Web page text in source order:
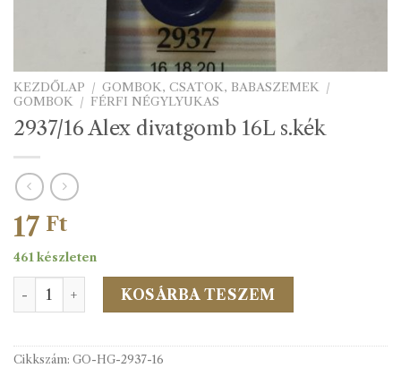
KEZDŐLAP / GOMBOK, CSATOK, BABASZEMEK /
GOMBOK / FÉRFI NÉGYLYUKAS
2937/16 Alex divatgomb 16L s.kék
17 Ft
461 készleten
2937/16 Alex divatgomb 16L s.kék mennyiség
KOSÁRBA TESZEM
Cikkszám: GO-HG-2937-16